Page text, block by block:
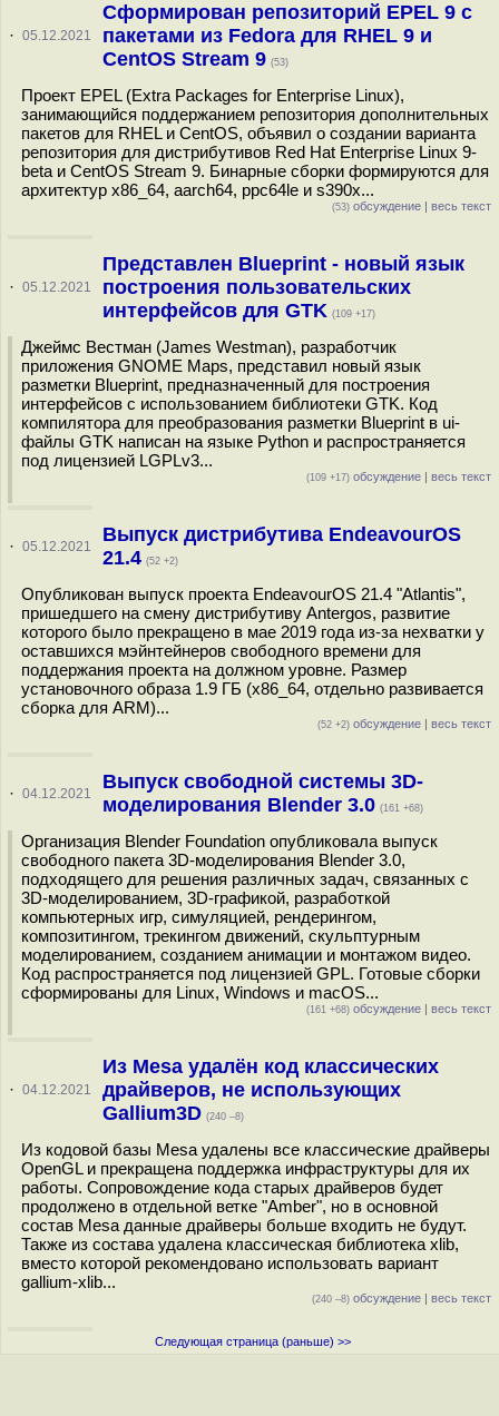
· 05.12.2021
Сформирован репозиторий EPEL 9 с
пакетами из Fedora для RHEL 9 и
CentOS Stream 9 (53)
Проект EPEL (Extra Packages for Enterprise Linux),
занимающийся поддержанием репозитория дополнительных
пакетов для RHEL и CentOS, объявил о создании варианта
репозитория для дистрибутивов Red Hat Enterprise Linux 9-
beta и CentOS Stream 9. Бинарные сборки формируются для
архитектур x86_64, aarch64, ppc64le и s390x...
(53) обсуждение | весь текст
· 05.12.2021
Представлен Blueprint - новый язык
построения пользовательских
интерфейсов для GTK (109 +17)
Джеймс Вестман (James Westman), разработчик
приложения GNOME Maps, представил новый язык
разметки Blueprint, предназначенный для построения
интерфейсов с использованием библиотеки GTK. Код
компилятора для преобразования разметки Blueprint в ui-
файлы GTK написан на языке Python и распространяется
под лицензией LGPLv3...
(109 +17) обсуждение | весь текст
· 05.12.2021
Выпуск дистрибутива EndeavourOS
21.4 (52 +2)
Опубликован выпуск проекта EndeavourOS 21.4 "Atlantis",
пришедшего на смену дистрибутиву Antergos, развитие
которого было прекращено в мае 2019 года из-за нехватки у
оставшихся мэйнтейнеров свободного времени для
поддержания проекта на должном уровне. Размер
установочного образа 1.9 ГБ (x86_64, отдельно развивается
сборка для ARM)...
(52 +2) обсуждение | весь текст
· 04.12.2021
Выпуск свободной системы 3D-
моделирования Blender 3.0 (161 +68)
Организация Blender Foundation опубликовала выпуск
свободного пакета 3D-моделирования Blender 3.0,
подходящего для решения различных задач, связанных с
3D-моделированием, 3D-графикой, разработкой
компьютерных игр, симуляцией, рендерингом,
композитингом, трекингом движений, скульптурным
моделированием, созданием анимации и монтажом видео.
Код распространяется под лицензией GPL. Готовые сборки
сформированы для Linux, Windows и macOS...
(161 +68) обсуждение | весь текст
· 04.12.2021
Из Mesa удалён код классических
драйверов, не использующих
Gallium3D (240 –8)
Из кодовой базы Mesa удалены все классические драйверы
OpenGL и прекращена поддержка инфраструктуры для их
работы. Сопровождение кода старых драйверов будет
продолжено в отдельной ветке "Amber", но в основной
состав Mesa данные драйверы больше входить не будут.
Также из состава удалена классическая библиотека xlib,
вместо которой рекомендовано использовать вариант
gallium-xlib...
(240 –8) обсуждение | весь текст
Следующая страница (раньше) >>